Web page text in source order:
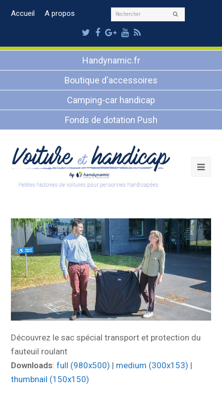
Accueil A propos Rechercher
Twitter
Facebook
Google
Plus
Youtube
RSS
Handynamic.fr
Boutique d'accessoires
Camping-car handicap
Fonds de dotation Push
Découvrez le sac spécial transport et protection du
fauteuil roulant
Downloads:full (980x500) | medium (300x153) |
thumbnail (150x150)